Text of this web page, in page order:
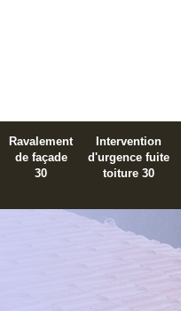
Ravalement
de façade
30
Intervention
d'urgence fuite
toiture 30